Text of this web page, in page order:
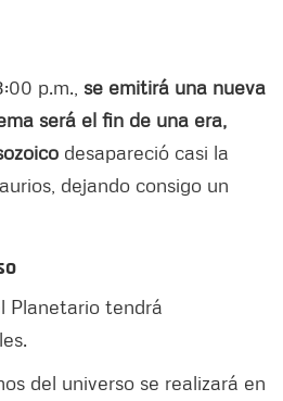
p.m., se emitirá una nueva
será el fin de una era,
desapareció casi la
dejando consigo un
Planetario tendrá
del universo se realizará en